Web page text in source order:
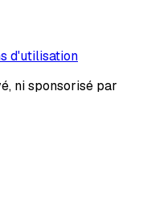
d'utilisation
ni sponsorisé par